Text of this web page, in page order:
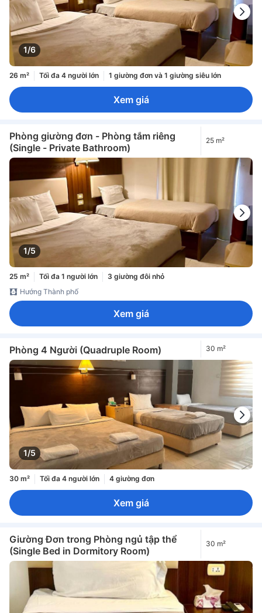
1/6
26 m² Tối đa 4 người lớn 1 giường đơn và 1 giường siêu lớn
Xem giá
Phòng giường đơn - Phòng tắm riêng
(Single - Private Bathroom)
25 m²
1/5
25 m² Tối đa 1 người lớn
3 giường đôi nhỏ
Hướng Thành phố
Xem giá
Phòng 4 Người (Quadruple Room) 30 m²
1/5
30 m² Tối đa 4 người lớn 4 giường đơn
Xem giá
Giường Đơn trong Phòng ngủ tập thể
(Single Bed in Dormitory Room)
30 m²